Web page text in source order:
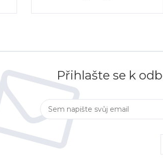
Přihlašte se k